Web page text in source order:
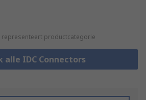
productcategorie
alle IDC Connectors